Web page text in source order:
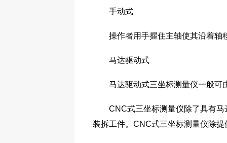
手动式
操作者用手握住主轴使其沿着轴移
马达驱动式
马达驱动式三坐标测量仪一般可由
CNC式三坐标测量仪除了具有马达
装拆工件。CNC式三坐标测量仪除